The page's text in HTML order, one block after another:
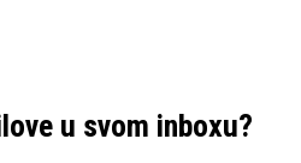
u svom inboxu?